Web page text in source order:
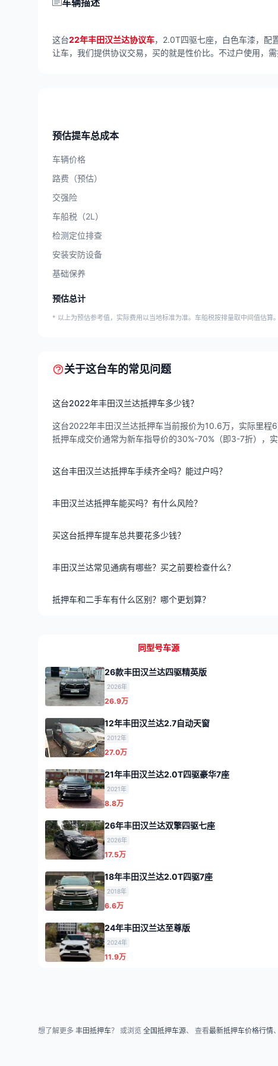
车辆描述
这台22年丰田汉兰达协议车，2.0T四驱七座，白色车漆，配
让车，我们提供协议交易，买的就是性价比。不过户使用，
预估提车总成本
车辆价格
路费（预估）
交强险
车船税（2L）
检测定位排查
安装安防设备
基础保养
预估总计
* 以上为预估参考值，实际费用以当地标准为准。车船税按排量取中间值估算。
关于这台车的常见问题
这台2022年丰田汉兰达抵押车多少钱？
这台2022年丰田汉兰达抵押车当前报价为10.6万，实际里
抵押车成交价通常为新车指导价的30%-70%（即3-7折），
这台丰田汉兰达抵押车手续齐全吗？能过户吗？
丰田汉兰达抵押车能买吗？有什么风险？
买这台抵押车提车总共要花多少钱？
丰田汉兰达常见通病有哪些？买之前要检查什么？
抵押车和二手车有什么区别？哪个更划算？
同型号车源
26款丰田汉兰达四驱精英版
2026年
26.9万
12年丰田汉兰达2.7自动天窗
2012年
27.0万
21年丰田汉兰达2.0T四驱豪华7座
2021年
8.8万
26年丰田汉兰达双擎四驱七座
2026年
17.5万
18年丰田汉兰达2.0T四驱7座
2018年
6.6万
24年丰田汉兰达至尊版
2024年
11.9万
想了解更多 丰田抵押车？ 或浏览 全国抵押车源、 查看最新抵押车价格行情